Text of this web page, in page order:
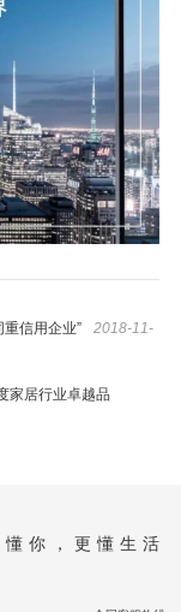
信用企业”
2018-11-
家居行业卓越品
懂你，更懂生活